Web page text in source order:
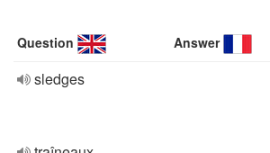
Question Answer
sledges